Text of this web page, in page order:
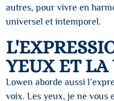
autres, pour vivre en
universel et intemporel.
YEUX ET
Lowen aborde aussi
voix. Les yeux, je ne vous